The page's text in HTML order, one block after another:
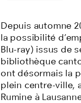
Depuis automne
la possibilité
Blu-ray) issus de
bibliothèque
ont désormais la
plein centre-ville,
Rumine à